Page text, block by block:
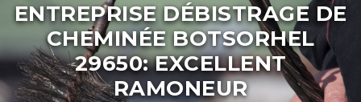
ENTREPRISE DÉBISTRAGE DE
CHEMINÉE BOTSORHEL
29650: EXCELLENT
RAMONEUR